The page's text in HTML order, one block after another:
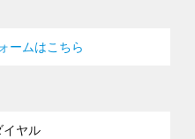
ームはこちら
イヤル